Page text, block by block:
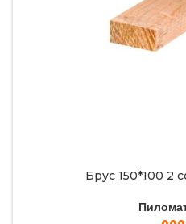
Брус 150*100 2